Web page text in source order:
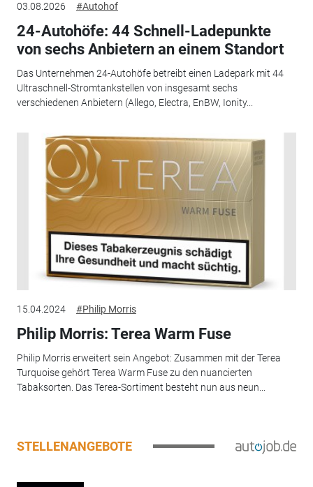
03.08.2026 #Autohof
24-Autohöfe: 44 Schnell-Ladepunkte
von sechs Anbietern an einem Standort
Das Unternehmen 24-Autohöfe betreibt einen Ladepark mit 44
Ultraschnell-Stromtankstellen von insgesamt sechs
verschiedenen Anbietern (Allego, Electra, EnBW, Ionity...
15.04.2024 #Philip Morris
Philip Morris: Terea Warm Fuse
Philip Morris erweitert sein Angebot: Zusammen mit der Terea
Turquoise gehört Terea Warm Fuse zu den nuancierten
Tabaksorten. Das Terea-Sortiment besteht nun aus neun...
STELLENANGEBOTE